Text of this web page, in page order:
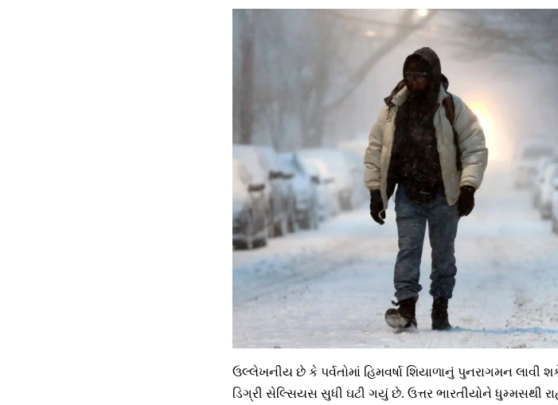
ઉલ્લેખનીય છે કે પર્વતોમાં હિમવર્ષા શિયાળાનું પુનરાગમન લાવી
ડિગ્રી સેલ્સિયસ સુધી ઘટી ગયું છે. ઉત્તર ભારતીયોને